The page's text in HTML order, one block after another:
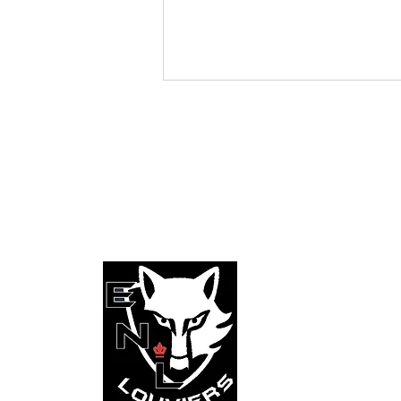
28/06/2026 à ANGERS